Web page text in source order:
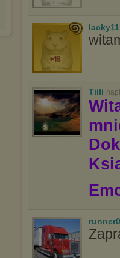
lacky11
Tiili